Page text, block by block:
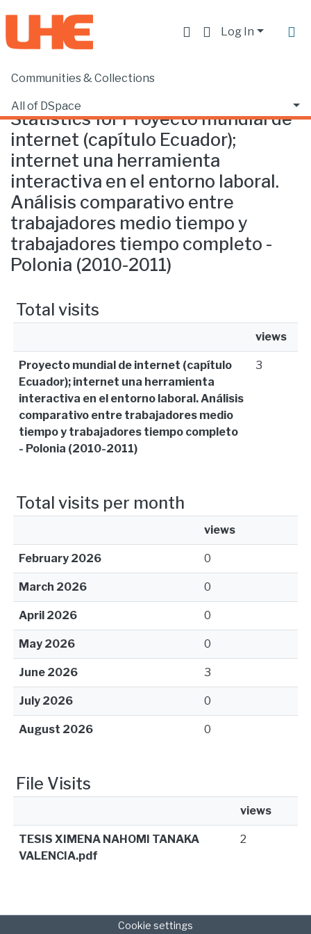
Log In
Communities & Collections
All of DSpace
Home Statistics
Statistics for Proyecto mundial de
internet (capítulo Ecuador);
internet una herramienta
interactiva en el entorno laboral.
Análisis comparativo entre
trabajadores medio tiempo y
trabajadores tiempo completo -
Polonia (2010-2011)
Total visits
views
Proyecto mundial de internet (capítulo
Ecuador); internet una herramienta
interactiva en el entorno laboral. Análisis
comparativo entre trabajadores medio
tiempo y trabajadores tiempo completo
- Polonia (2010-2011)
3
Total visits per month
views
February 2026 0
March 2026 0
April 2026 0
May 2026 0
June 2026 3
July 2026 0
August 2026 0
File Visits
views
TESIS XIMENA NAHOMI TANAKA
VALENCIA.pdf
2
Cookie settings